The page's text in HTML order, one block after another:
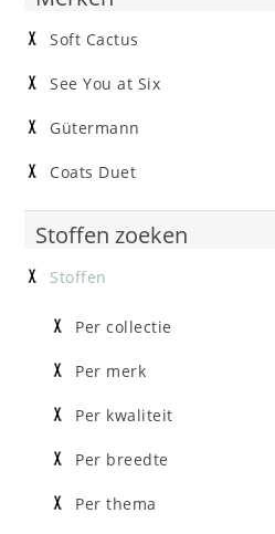
Soft Cactus
See You at Six
Gütermann
Coats Duet
Stoffen zoeken
Stoffen
Per collectie
Per merk
Per kwaliteit
Per breedte
Per thema